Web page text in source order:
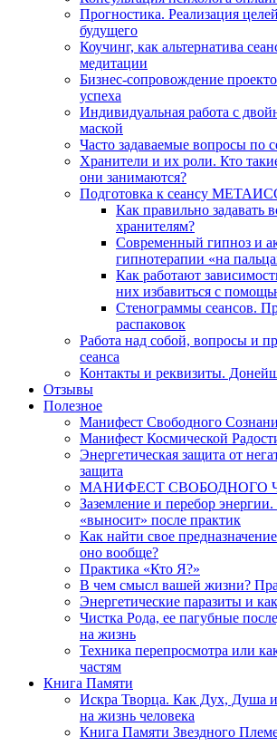
Прогностика. Реализация
будущего
Коучинг, как альтернатива
медитации
Бизнес-сопровождение
успеха
Индивидуальная работа с
маской
Часто задаваемые вопросы по
Хранители и их роли. Кто
они занимаются?
Подготовка к сеансу
Как правильно задавать
хранителям?
Современный гипноз и
гипнотерапии «на
Как работают
них избавиться с
Стенограммы сеансов.
распаковок
Работа над собой, вопросы и
сеанса
Контакты и реквизиты.
Отзывы
Полезное
Манифест Свободного
Манифест Космической
Энергетическая защита от
защита
МАНИФЕСТ СВОБОДНОГО
Заземление и перебор энергии.
«выносит» после практик
Как найти свое
оно вообще?
Практика «Кто Я?»
В чем смысл вашей жизни?
Энергетические паразиты и
Чистка Рода, ее пагубные
на жизнь
Техника перепросмотра или
частям
Книга Памяти
Искра Творца. Как Дух, Душа
на жизнь человека
Книга Памяти Звездного